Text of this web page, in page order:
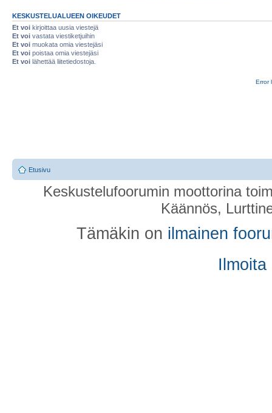
KESKUSTELUALUEEN OIKEUDET
Et voi kirjoittaa uusia viestejä
Et voi vastata viestiketjuihin
Et voi muokata omia viestejäsi
Et voi poistaa omia viestejäsi
Et voi lähettää liitetiedostoja.
Error
Etusivu
Keskustelufoorumin moottorina
Käännös,
Tämäkin on ilmainen